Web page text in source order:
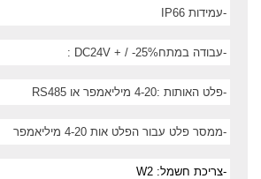
-עמידות IP66
-עבודה במתח: DC24V + / -25%
-פלט האותות :4-20 מיליאמפר או RS485
-ממסר פלט עבור הפלט אות 4-20 מיליאמפר
-צריכת חשמל: 2 W